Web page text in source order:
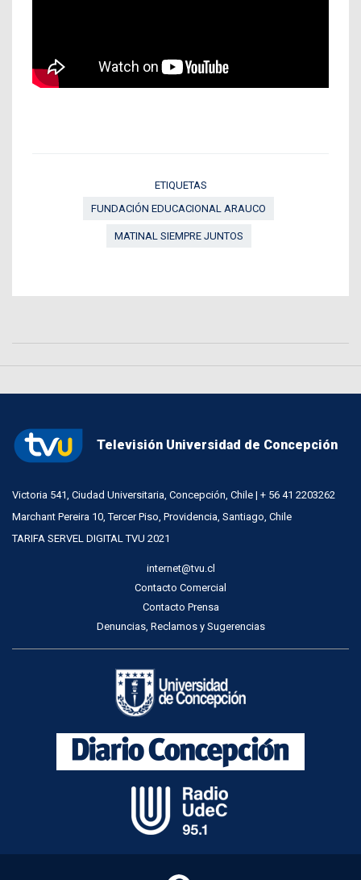
ETIQUETAS
FUNDACIÓN EDUCACIONAL ARAUCO
MATINAL SIEMPRE JUNTOS
Televisión Universidad de Concepción
Victoria 541, Ciudad Universitaria, Concepción, Chile | + 56 41 2203262
Marchant Pereira 10, Tercer Piso, Providencia, Santiago, Chile
TARIFA SERVEL DIGITAL TVU 2021
internet@tvu.cl
Contacto Comercial
Contacto Prensa
Denuncias, Reclamos y Sugerencias